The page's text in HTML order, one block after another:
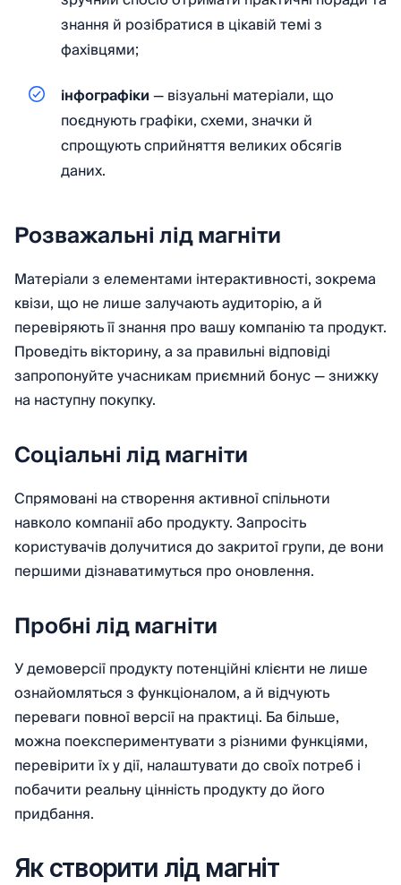
знання й розібратися в цікавій темі з
фахівцями;
інфографіки— візуальні матеріали, що
поєднують графіки, схеми, значки й
спрощують сприйняття великих обсягів
даних.
Розважальні лід магніти
Матеріали з елементами інтерактивності, зокрема
квізи, що не лише залучають аудиторію, а й
перевіряють її знання про вашу компанію та продукт.
Проведіть вікторину, а за правильні відповіді
запропонуйте учасникам приємний бонус — знижку
на наступну покупку.
Соціальні лід магніти
Спрямовані на створення активної спільноти
навколо компанії або продукту. Запросіть
користувачів долучитися до закритої групи, де вони
першими дізнаватимуться про оновлення.
Пробні лід магніти
У демоверсії продукту потенційні клієнти не лише
ознайомляться з функціоналом, а й відчують
переваги повної версії на практиці. Ба більше,
можна поекспериментувати з різними функціями,
перевірити їх у дії, налаштувати до своїх потреб і
побачити реальну цінність продукту до його
придбання.
Як створити лід магніт